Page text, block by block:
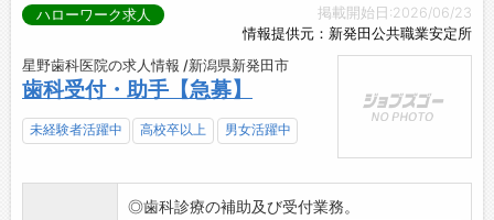
掲載開始日:2026/06/23
情報提供元：新発田公共職業安定所
ハローワーク求人
星野歯科医院の求人情報 /新潟県新発田市
歯科受付・助手【急募】
未経験者活躍中 高校卒以上 男女活躍中
◎歯科診療の補助及び受付業務。